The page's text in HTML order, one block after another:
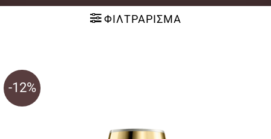
ΦΙΛΤΡΆΡΙΣΜΑ
-12%